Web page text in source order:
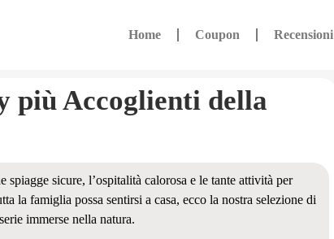
Home Coupon Recensioni
più Accoglienti della
sicure, l’ospitalità calorosa e le tante attività per
la famiglia possa sentirsi a casa, ecco la nostra selezione di
immerse nella natura.